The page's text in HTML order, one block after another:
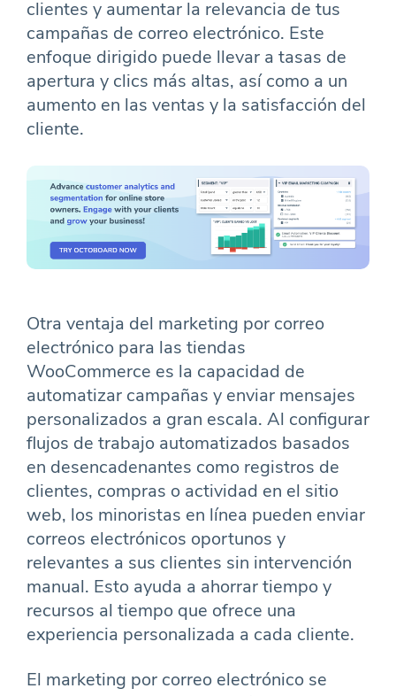
clientes y aumentar la relevancia de tus
campañas de correo electrónico. Este
enfoque dirigido puede llevar a tasas de
apertura y clics más altas, así como a un
aumento en las ventas y la satisfacción del
cliente.
Otra ventaja del marketing por correo
electrónico para las tiendas
WooCommerce es la capacidad de
automatizar campañas y enviar mensajes
personalizados a gran escala. Al configurar
flujos de trabajo automatizados basados
en desencadenantes como registros de
clientes, compras o actividad en el sitio
web, los minoristas en línea pueden enviar
correos electrónicos oportunos y
relevantes a sus clientes sin intervención
manual. Esto ayuda a ahorrar tiempo y
recursos al tiempo que ofrece una
experiencia personalizada a cada cliente.
El marketing por correo electrónico se